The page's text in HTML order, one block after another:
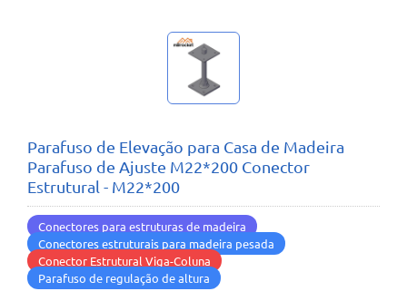
Parafuso de Elevação para Casa de Madeira
Parafuso de Ajuste M22*200 Conector
Estrutural - M22*200
Conectores para estruturas de madeira
Conectores estruturais para madeira pesada
Conector Estrutural Viga-Coluna
Parafuso de regulação de altura